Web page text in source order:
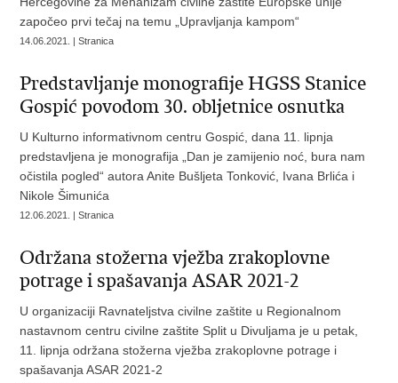
započeo prvi tečaj na temu „Upravljanja kampom“
14.06.2021. | Stranica
Predstavljanje monografije HGSS Stanice
Gospić povodom 30. obljetnice osnutka
U Kulturno informativnom centru Gospić, dana 11. lipnja
predstavljena je monografija „Dan je zamijenio noć, bura nam
očistila pogled“ autora Anite Bušljeta Tonković, Ivana Brlića i
Nikole Šimunića
12.06.2021. | Stranica
Održana stožerna vježba zrakoplovne
potrage i spašavanja ASAR 2021-2
U organizaciji Ravnateljstva civilne zaštite u Regionalnom
nastavnom centru civilne zaštite Split u Divuljama je u petak,
11. lipnja održana stožerna vježba zrakoplovne potrage i
spašavanja ASAR 2021-2